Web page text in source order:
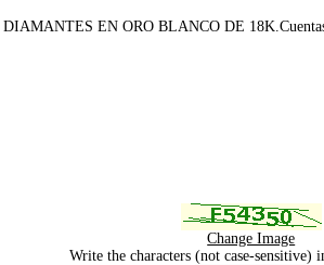
EN ORO BLANCO DE
Change Image
Write the characters (not case-sensitive)